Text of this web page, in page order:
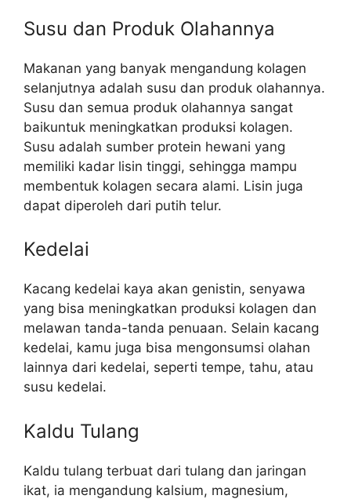
Susu dan Produk Olahannya
Makanan yang banyak mengandung kolagen
selanjutnya adalah susu dan produk olahannya.
Susu dan semua produk olahannya sangat
baikuntuk meningkatkan produksi kolagen.
Susu adalah sumber protein hewani yang
memiliki kadar lisin tinggi, sehingga mampu
membentuk kolagen secara alami. Lisin juga
dapat diperoleh dari putih telur.
Kedelai
Kacang kedelai kaya akan genistin, senyawa
yang bisa meningkatkan produksi kolagen dan
melawan tanda-tanda penuaan. Selain kacang
kedelai, kamu juga bisa mengonsumsi olahan
lainnya dari kedelai, seperti tempe, tahu, atau
susu kedelai.
Kaldu Tulang
Kaldu tulang terbuat dari tulang dan jaringan
ikat, ia mengandung kalsium, magnesium,